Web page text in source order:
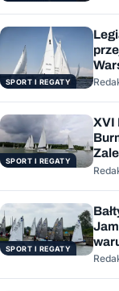
SPORT I REGATY
SPORT I REGATY
XVI
SPORT I REGATY